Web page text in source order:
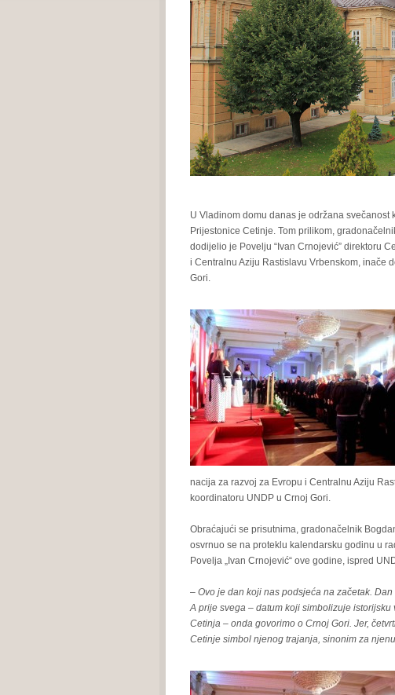
U Vladinom domu danas je održana
Prijestonice Cetinje. Tom prilikom,
dodijelio je Povelju “Ivan Crnojević” direktoru
i Centralnu Aziju Rastislavu Vrbenskom, inače
Gori.
nacija za razvoj za Evropu i Centralnu Aziju
koordinatoru UNDP u Crnoj Gori.
Obraćajući se prisutnima, gradonačelnik
osvrnuo se na proteklu kalendarsku godinu u
Povelja „Ivan Crnojević“ ove godine, ispred
– Ovo je dan koji nas podsjeća na začetak.
A prije svega – datum koji simbolizuje
Cetinja – onda govorimo o Crnoj Gori. Jer,
Cetinje simbol njenog trajanja, sinonim za